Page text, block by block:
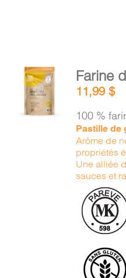
AJOUTER
AU
PANIER
Farine
11,99$
100 %
Pastille de
Arôme de
propriétés
Une alliée
sauces et